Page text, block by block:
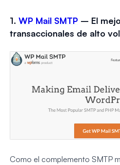
1. WP Mail SMTP – El
transaccionales de alto
Como el complemento SMTP